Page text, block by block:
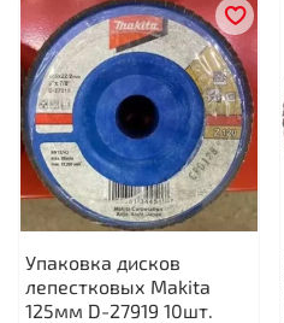
Упаковка дисков
лепестковых Makita
125мм D-27919 10шт.